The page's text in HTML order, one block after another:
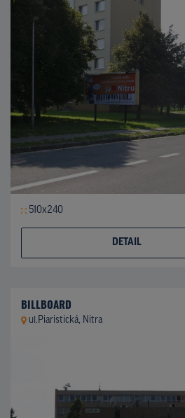
510x240
DETAIL
BILLBOARD
ul.Piaristická, Nitra